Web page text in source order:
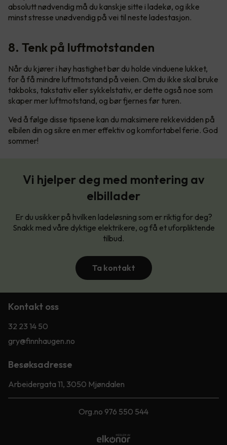
absolutt nødvendig må du kanskje sitte i ladekø, og ikke
minst stresse unødvendig på vei til neste ladestasjon.
8. Tenk på luftmotstanden
Når du kjører i høy hastighet bør du holde vinduene lukket,
for å få mindre luftmotstand på veien. Om du ikke skal bruke
takboks, takstativ eller sykkelstativ, er dette også noe som
skaper mer luftmotstand, og bør fjernes før turen.
Ved å følge disse tipsene kan du maksimere rekkevidden på
elbilen din og sikre en mer effektiv og komfortabel ferie. God
sommer!
Vi hjelper deg med montering av
elbillader
Er du usikker på hvilken ladeløsning som er riktig for deg?
Snakk med våre dyktige elektrikere, og få et uforpliktende
tilbud.
Ta kontakt
Kontakt oss
32 23 14 50
gry@finnhaugen.no
Besøksadresse
Arbeidergata 11, 3050 Mjøndalen
Org.no 976 550 544